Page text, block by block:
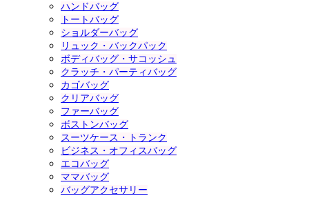
ハンドバッグ
トートバッグ
ショルダーバッグ
リュック・バックパック
ボディバッグ・サコッシュ
クラッチ・パーティバッグ
カゴバッグ
クリアバッグ
ファーバッグ
ボストンバッグ
スーツケース・トランク
ビジネス・オフィスバッグ
エコバッグ
ママバッグ
バッグアクセサリー